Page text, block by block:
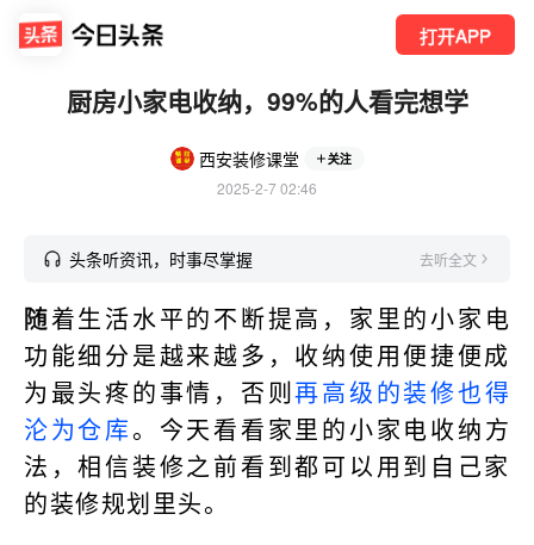
打开APP
厨房小家电收纳，99%的人看完想学
西安装修课堂 关注
2025-2-7 02:46
头条听资讯，时事尽掌握 去听全文
随着生活水平的不断提高，家里的小家电
功能细分是越来越多，收纳使用便捷便成
为最头疼的事情，否则再高级的装修也得
沦为仓库 。今天看看家里的小家电收纳方
法，相信装修之前看到都可以用到自己家
的装修规划里头。